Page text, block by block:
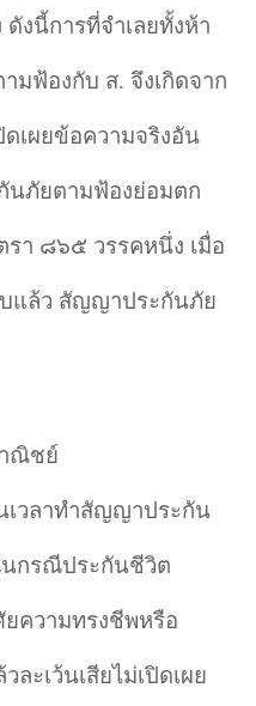
งนี้การที่จำเลยทั้งห้า
มฟ้องกับ ส. จึงเกิดจาก
เผยข้อความจริงอัน
นภัยตามฟ้องย่อมตก
า ๘๖๕ วรรคหนึ่ง เมื่อ
บแล้ว สัญญาประกันภัย
ณิชย์
เวลาทำสัญญาประกัน
นกรณีประกันชีวิต
ความทรงชีพหรือ
ะเว้นเสียไม่เปิดเผย